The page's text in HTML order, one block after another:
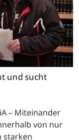
und sucht
– Miteinander
von nur
starken